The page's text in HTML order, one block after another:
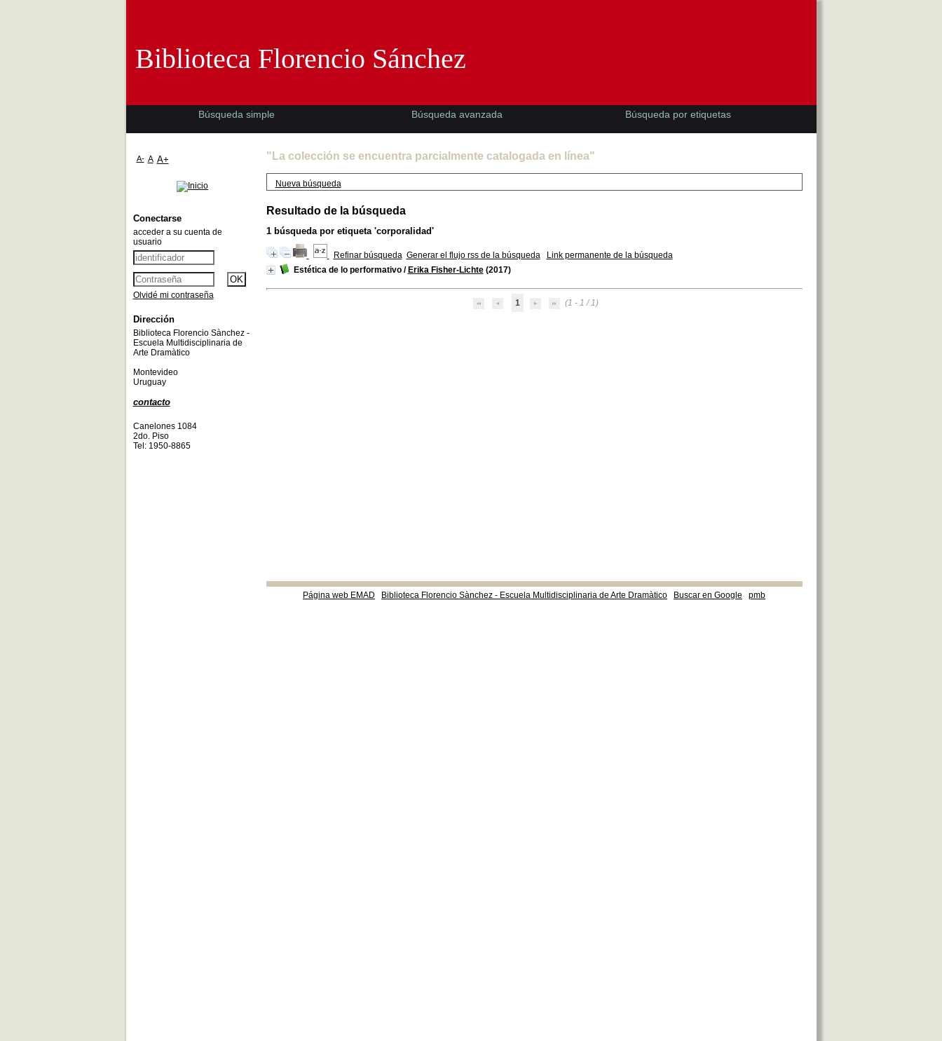
"La colección se encuentra parcialmente catalogada en línea"
Nueva búsqueda
Resultado de la búsqueda
1búsqueda por etiqueta 'corporalidad'
Refinar búsqueda Generar el flujo rss de la búsqueda
Link permanente de la búsqueda
Estética de lo performativo/ Erika Fisher-Lichte(2017)
1 (1 - 1 / 1)
Página web EMAD Biblioteca Florencio Sànchez - Escuela Multidisciplinaria de Arte Dramàtico Buscar en Google pmb
Biblioteca Florencio Sánchez
Búsqueda simple Búsqueda avanzada Búsqueda por etiquetas
A- A A+
Conectarse
acceder a su cuenta de
usuario
Olvidé mi contraseña
Dirección
Biblioteca Florencio Sànchez -
Escuela Multidisciplinaria de
Arte Dramàtico
Montevideo
Uruguay
contacto
Canelones 1084
2do. Piso
Tel: 1950-8865